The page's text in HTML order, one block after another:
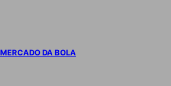
MERCADO DA BOLA